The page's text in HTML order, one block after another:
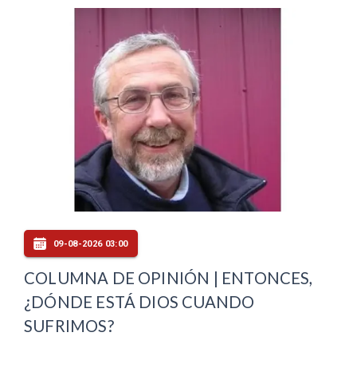
09-08-2026 03:00
COLUMNA DE OPINIÓN | ENTONCES,
¿DÓNDE ESTÁ DIOS CUANDO
SUFRIMOS?